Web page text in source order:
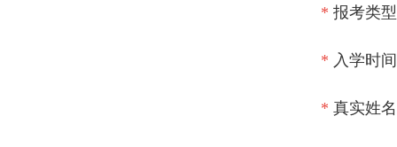
* 报考类
* 入学时
* 真实姓